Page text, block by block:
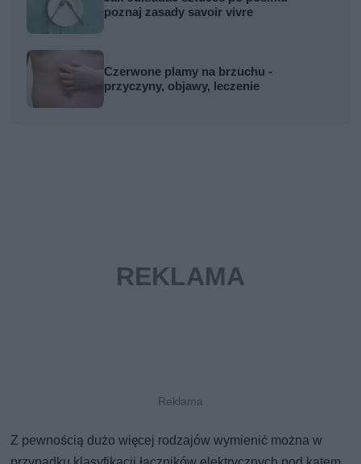
poznaj zasady savoir vivre
Czerwone plamy na brzuchu -
przyczyny, objawy, leczenie
Z pewnością dużo więcej rodzajów wymienić można w